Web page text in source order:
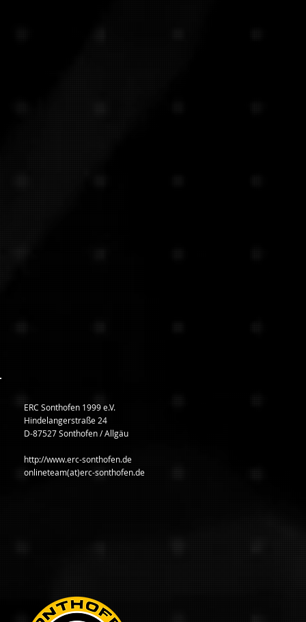
ERC Sonthofen 1999 e.V.
Hindelangerstraße 24
D-87527 Sonthofen / Allgäu
http://www.erc-sonthofen.de
onlineteam(at)erc-sonthofen.de